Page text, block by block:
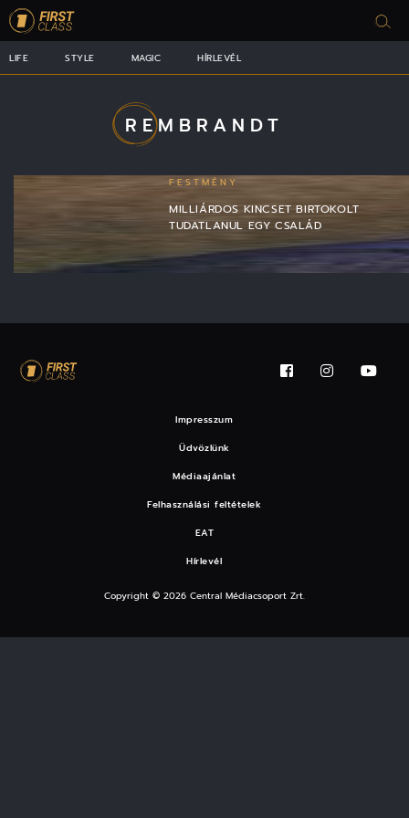
LIFE STYLE MAGIC HÍRLEVÉL
REMBRANDT
FESTMÉNY
MILLIÁRDOS KINCSET BIRTOKOLT
TUDATLANUL EGY CSALÁD
Impresszum
Üdvözlünk
Médiaajánlat
Felhasználási feltételek
EAT
Hírlevél
Copyright © 2026 Central Médiacsoport Zrt.